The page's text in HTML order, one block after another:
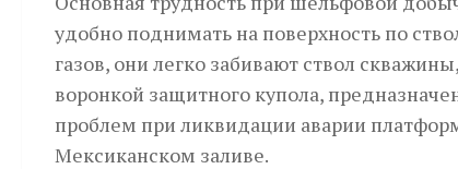
удобно поднимать на поверхность по
газов, они легко забивают ствол
воронкой защитного купола,
проблем при ликвидации аварии
Мексиканском заливе.